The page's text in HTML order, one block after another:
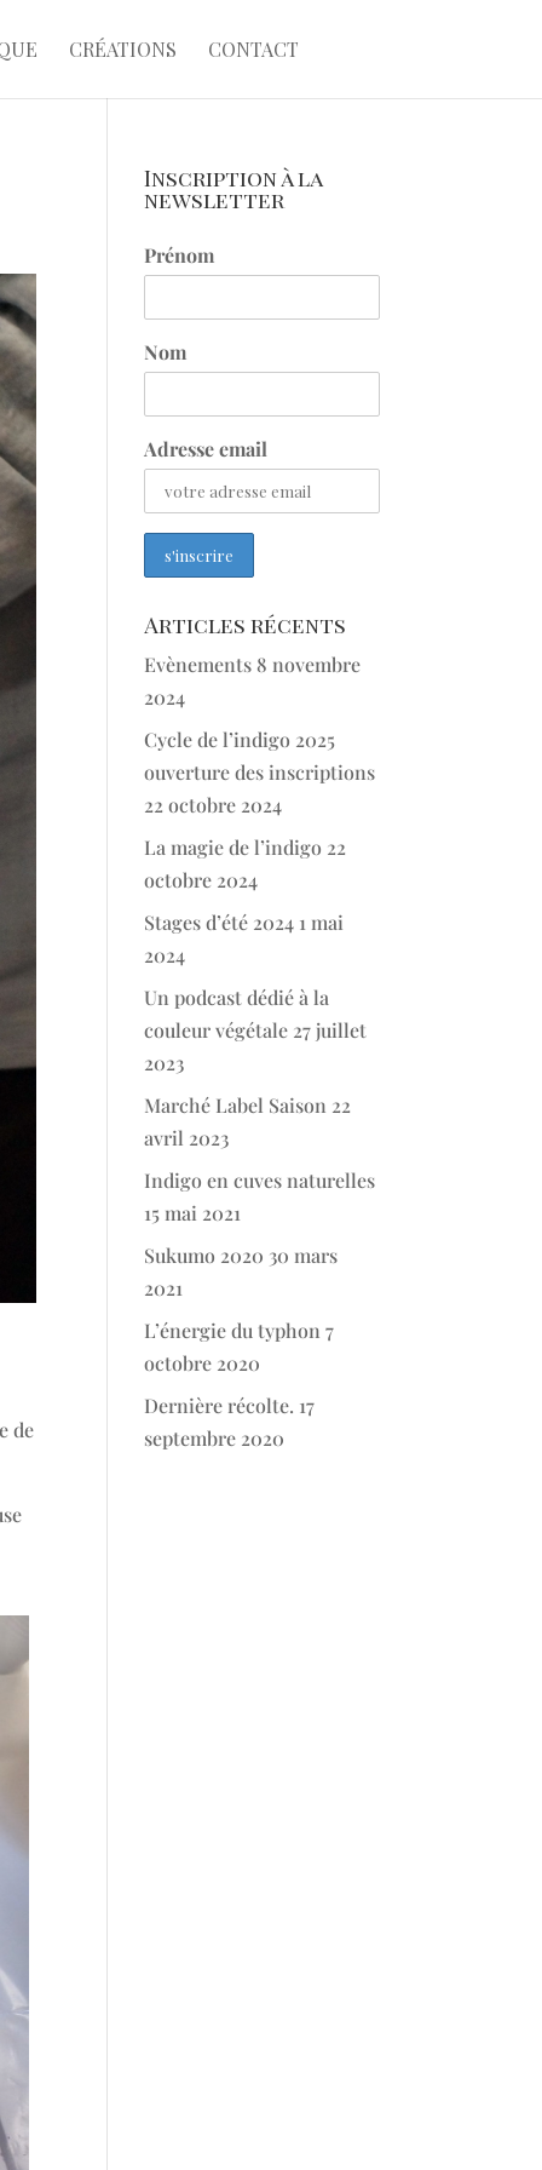
CRÉATIONS CONTACT
de
Inscription à la
newsletter
Prénom
Nom
Adresse email
Articles récents
Evènements8 novembre
2024
Cycle de l’indigo 2025
ouverture des inscriptions
22 octobre 2024
La magie de l’indigo 22
octobre 2024
Stages d’été 2024 1 mai
2024
Un podcast dédié à la
couleur végétale 27 juillet
2023
Marché Label Saison 22
avril 2023
Indigo en cuves naturelles
15 mai 2021
Sukumo 2020 30 mars
2021
L’énergie du typhon 7
octobre 2020
Dernière récolte. 17
septembre 2020